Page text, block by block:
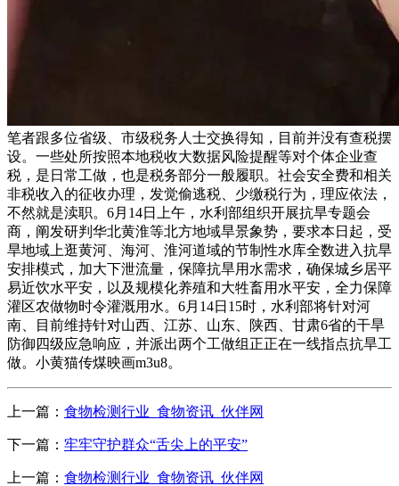
笔者跟多位省级、市级税务人士交换得知，目前并没有查税摆
设。一些处所按照本地税收大数据风险提醒等对个体企业查
税，是日常工做，也是税务部分一般履职。社会安全费和相关
非税收入的征收办理，发觉偷逃税、少缴税行为，理应依法，
不然就是渎职。6月14日上午，水利部组织开展抗旱专题会
商，阐发研判华北黄淮等北方地域旱景象势，要求本日起，受
旱地域上逛黄河、海河、淮河道域的节制性水库全数进入抗旱
安排模式，加大下泄流量，保障抗旱用水需求，确保城乡居平
易近饮水平安，以及规模化养殖和大牲畜用水平安，全力保障
灌区农做物时令灌溉用水。6月14日15时，水利部将针对河
南、目前维持针对山西、江苏、山东、陕西、甘肃6省的干旱
防御四级应急响应，并派出两个工做组正正在一线指点抗旱工
做。小黄猫传煤映画m3u8。
上一篇： 食物检测行业_食物资讯_伙伴网
下一篇： 牢牢守护群众“舌尖上的平安”
上一篇： 食物检测行业_食物资讯_伙伴网